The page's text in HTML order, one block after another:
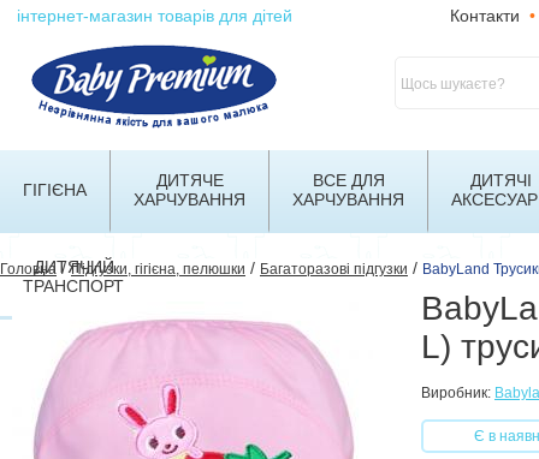
інтернет-магазин товарів для дітей Контакти •
ГІГІЄНА
ДИТЯЧЕ
ХАРЧУВАННЯ
ВСЕ ДЛЯ
ХАРЧУВАННЯ
ДИТЯЧІ
ДИТЯЧИЙ
ТРАНСПОРТ
Головна/Підгузки, гігієна, пелюшки / Багаторазові підгузки / BabyLand
L)
Виробник:
Є в